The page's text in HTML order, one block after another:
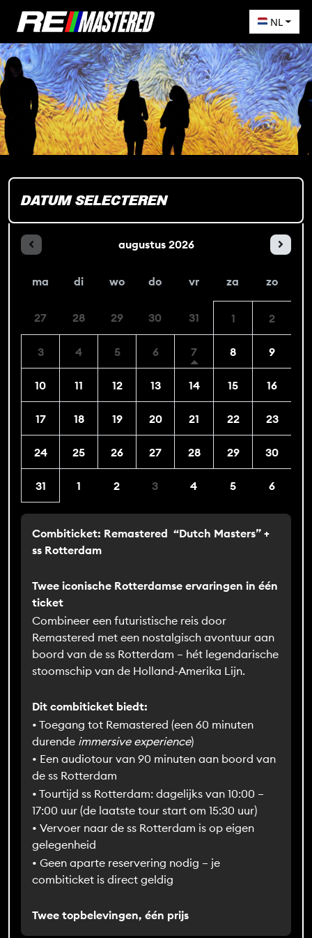
NL
DATUM SELECTEREN
Combiticket: Remastered “Dutch Masters” +
ss Rotterdam
Twee iconische Rotterdamse ervaringen in één
ticket
Combineer een futuristische reis door
Remastered met een nostalgisch avontuur aan
boord van de ss Rotterdam – hét legendarische
stoomschip van de Holland-Amerika Lijn.
Dit combiticket biedt:
• Toegang tot Remastered (een 60 minuten
durende immersive experience)
• Een audiotour van 90 minuten aan boord van
de ss Rotterdam
• Tourtijd ss Rotterdam: dagelijks van 10:00 –
17:00 uur (de laatste tour start om 15:30 uur)
• Vervoer naar de ss Rotterdam is op eigen
gelegenheid
• Geen aparte reservering nodig – je
combiticket is direct geldig
Twee topbelevingen, één prijs
augustus 2026
ma di wo do vr za zo
27 28 29 30 31 1 2
3 4 5 6 7 8 9
10 11 12 13 14 15 16
17 18 19 20 21 22 23
24 25 26 27 28 29 30
31 1 2 3 4 5 6